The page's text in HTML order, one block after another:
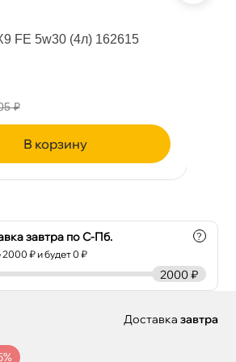
FE 5w30 (4л) 162615
₽
корзину
завтра по С-Пб.
2000 ₽ и будет 0 ₽
?
2000 ₽
Доставка завтра